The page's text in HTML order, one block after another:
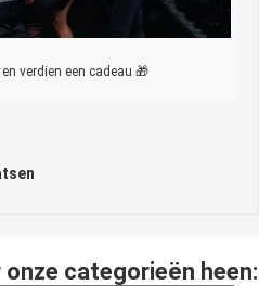
verdien een cadeau 🎁
categorieën heen: